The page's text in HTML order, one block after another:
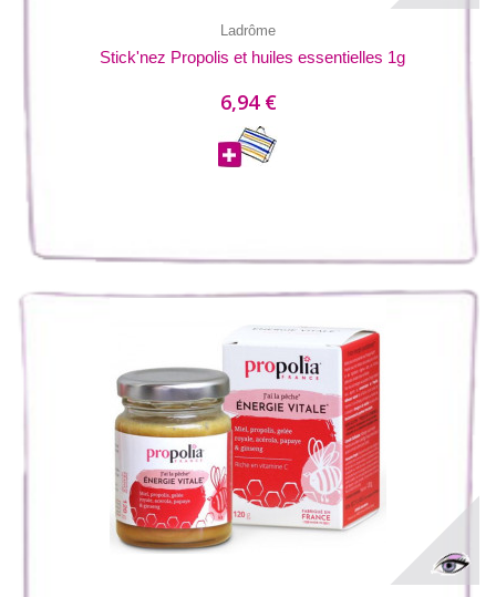
Ladrôme
Stick'nez Propolis et huiles essentielles 1g
6,94 €